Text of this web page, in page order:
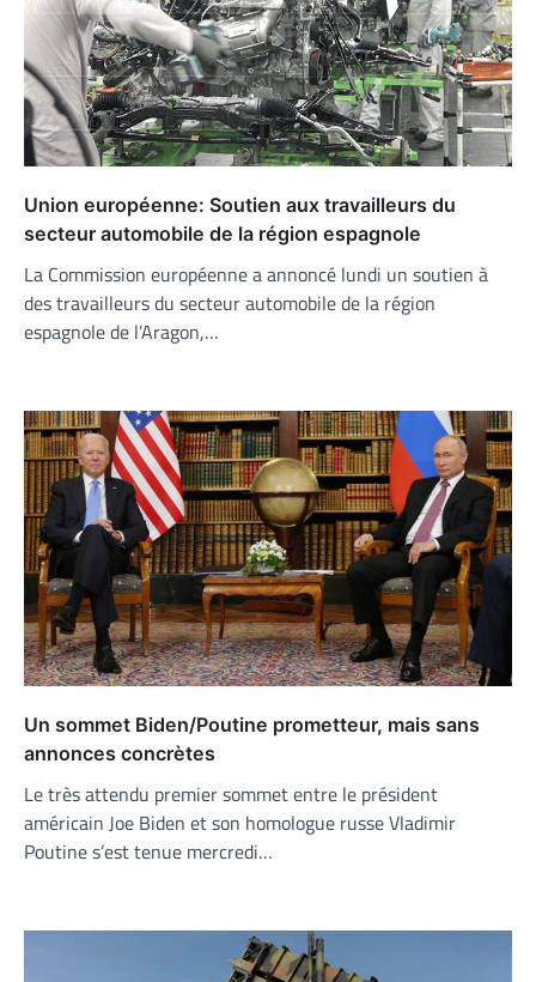
Union européenne: Soutien aux travailleurs du
secteur automobile de la région espagnole
La Commission européenne a annoncé lundi un soutien à
des travailleurs du secteur automobile de la région
espagnole de l’Aragon,…
Un sommet Biden/Poutine prometteur, mais sans
annonces concrètes
Le très attendu premier sommet entre le président
américain Joe Biden et son homologue russe Vladimir
Poutine s’est tenue mercredi…